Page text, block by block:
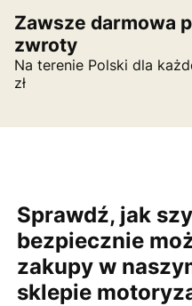
Zawsze darmowa
zwroty
Na terenie Polski dla
zł
Sprawdź, jak
bezpiecznie
zakupy w
sklepie